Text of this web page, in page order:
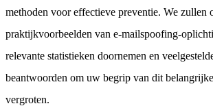
methoden voor effectieve preventie. We zullen
praktijkvoorbeelden van e-mailspoofing-
relevante statistieken doornemen en
beantwoorden om uw begrip van dit
vergroten.